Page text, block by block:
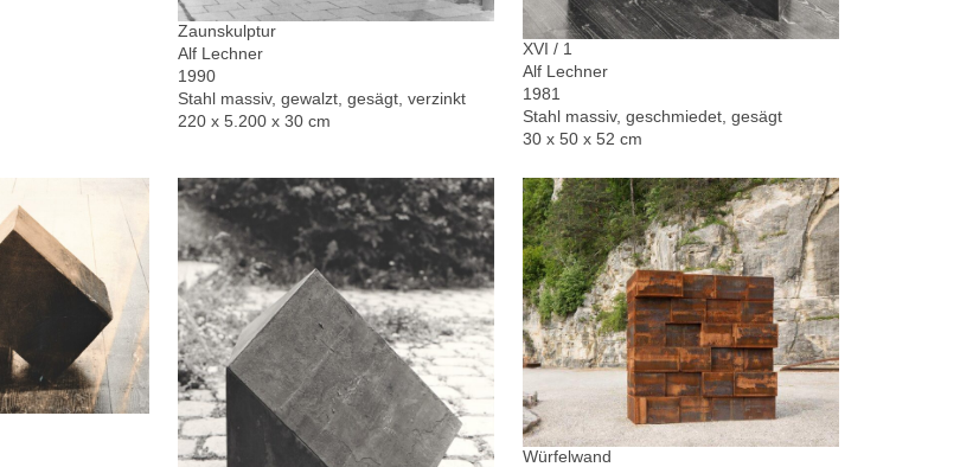
Zaunskulptur
Alf Lechner
1990
Stahl massiv, gewalzt, gesägt, verzinkt
220 x 5.200 x 30 cm
XVI / 1
Alf Lechner
1981
Stahl massiv, geschmiedet, gesägt
30 x 50 x 52 cm
Würfelwand